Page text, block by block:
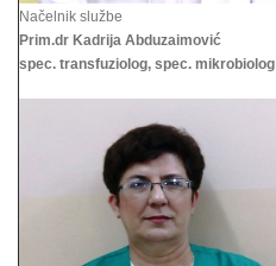
Načelnik službe
Prim.dr Kadrija Abduzaimović
spec. transfuziolog, spec. mikrobiolog